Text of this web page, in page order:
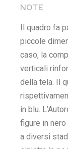
NOTE
Il quadro fa
piccole
caso, la
verticali
della tela. Il
in blu.
figure in
a diversi